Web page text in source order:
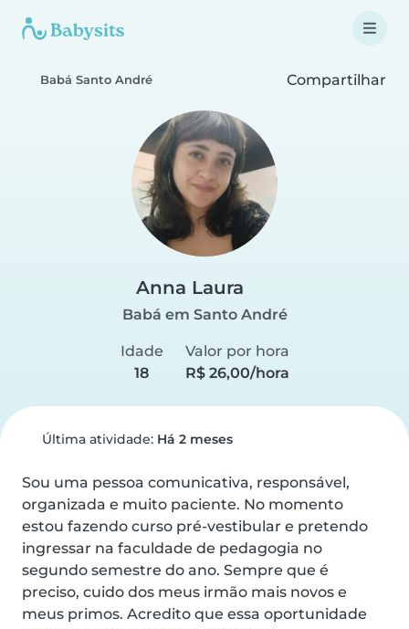
Babá Santo André Compartilhar
Anna Laura
Babá em Santo André
Idade
18
Valor por hora
R$ 26,00/hora
Última atividade: Há 2 meses
Sou uma pessoa comunicativa, responsável,
organizada e muito paciente. No momento
estou fazendo curso pré-vestibular e pretendo
ingressar na faculdade de pedagogia no
segundo semestre do ano. Sempre que é
preciso, cuido dos meus irmão mais novos e
meus primos. Acredito que essa oportunidade